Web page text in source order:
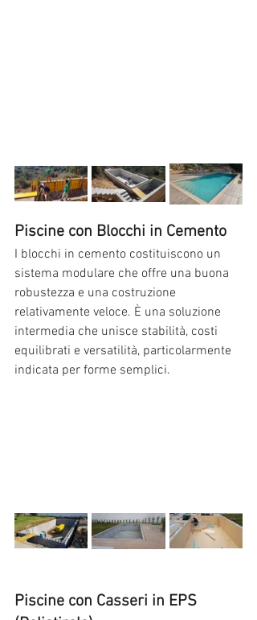
Piscine con Blocchi in Cemento
I blocchi in cemento costituiscono un
sistema modulare che offre una buona
robustezza e una costruzione
relativamente veloce. È una soluzione
intermedia che unisce stabilità, costi
equilibrati e versatilità, particolarmente
indicata per forme semplici.
Piscine con Casseri in EPS